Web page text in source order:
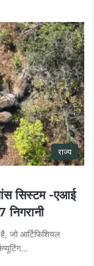
राज्य
सिस्टम -एआई
है, जो आर्टिफिशियल